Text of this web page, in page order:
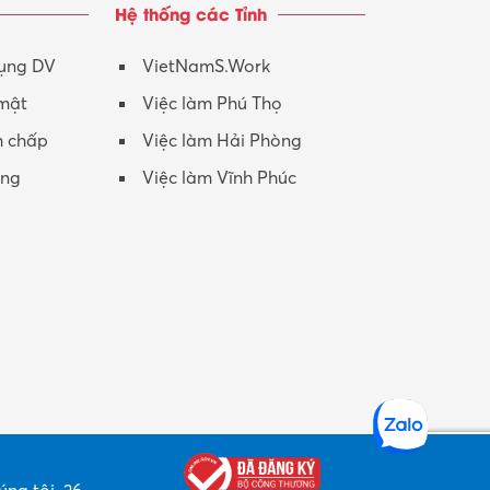
Nhân viên CSKH
Phục vụ khác
Promotion Girl (PG)
DV
chấp
Hệ thống các Tỉnh
VietNamS.Work
Việc làm Phú Thọ
Việc làm Hải Phòng
Việc làm Vĩnh Phúc